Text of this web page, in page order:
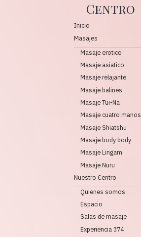
Centro
Inicio
Masajes
Masaje erotico
Masaje asiatico
Masaje relajante
Masaje balines
Masaje Tui-Na
Masaje cuatro manos
Masaje Shiatshu
Masaje body body
Masaje Lingam
Masaje Nuru
Nuestro Centro
Quienes somos
Espacio
Salas de masaje
Experiencia 374